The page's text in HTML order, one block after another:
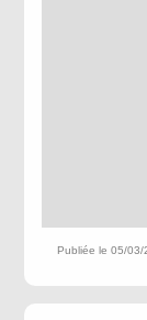
Publiée le 05/